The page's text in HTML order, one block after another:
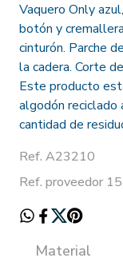
Vaquero Only
botón y
cinturón. Parche
la cadera. Corte
Este producto
algodón reciclado
cantidad de
Ref. A23210
Ref. proveedor
Material